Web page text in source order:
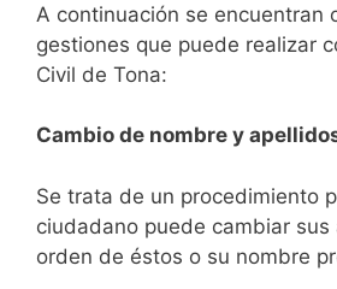
A continuación se encuentran
gestiones que puede realizar
Civil de Tona:
Cambio de nombre y
Se trata de un procedimiento
ciudadano puede cambiar sus
orden de éstos o su nombre